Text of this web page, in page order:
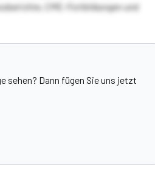
CME-Fortbildungen und
sehen? Dann fügen Sie uns jetzt